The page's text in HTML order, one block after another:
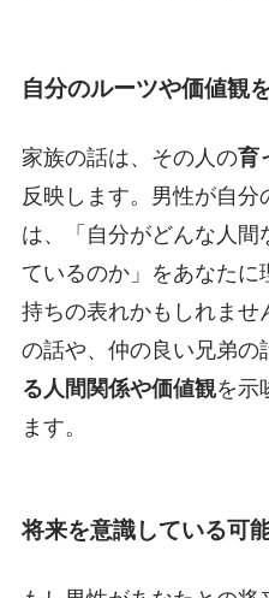
自分のルーツや価値観
家族の話は、その人の育
反映します。男性が自
は、「自分がどんな人間
ているのか」をあなた
持ちの表れかもしれませ
の話や、仲の良い兄弟の
る人間関係や価値観を示
ます。
将来を意識している可